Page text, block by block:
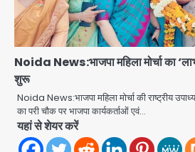
Noida News:भाजपा महिला मोर्चा का
शुरू
Noida News:भाजपा महिला मोर्चा की राष्ट्रीय
का परी चौक पर भाजपा कार्यकर्ताओं एवं…
यहां से शेयर करें
4
5
एयरपोर्ट का फर्जी
उड़ाए, अब पहुंचा
Team JHJ
Noida Sector-
कोई बाहरी
Avinash Kumar